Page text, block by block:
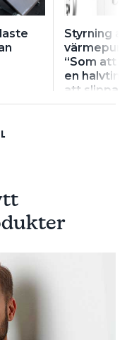
Styrning
“Som att
en
att slippa
värsta